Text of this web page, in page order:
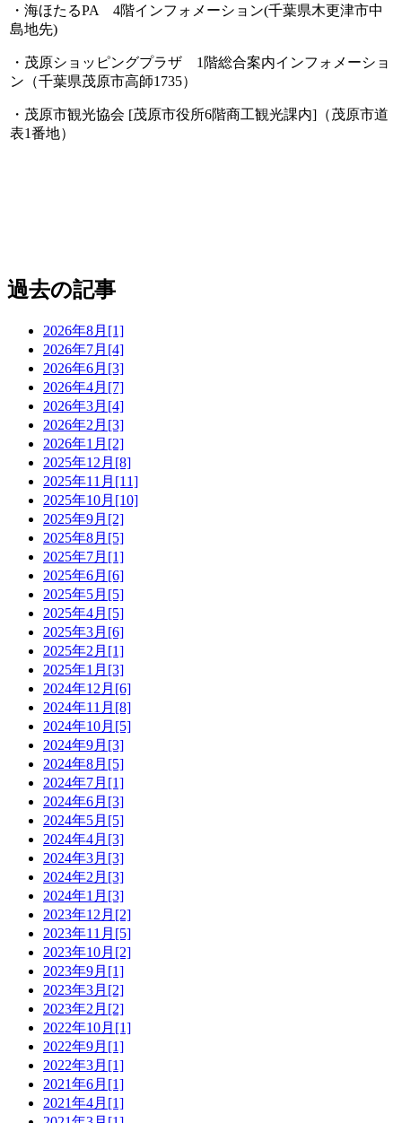
・海ほたるPA 4階インフォメーション(千葉県木更津市中
島地先)
・茂原ショッピングプラザ 1 階総合案内インフォメーショ
ン（千葉県茂原市高師1735）
・茂原市観光協会 [茂原市役所6階商工観光課内] （茂原市道
表1番地）
過去の記事
2026年8月[1]
2026年7月[4]
2026年6月[3]
2026年4月[7]
2026年3月[4]
2026年2月[3]
2026年1月[2]
2025年12月[8]
2025年11月[11]
2025年10月[10]
2025年9月[2]
2025年8月[5]
2025年7月[1]
2025年6月[6]
2025年5月[5]
2025年4月[5]
2025年3月[6]
2025年2月[1]
2025年1月[3]
2024年12月[6]
2024年11月[8]
2024年10月[5]
2024年9月[3]
2024年8月[5]
2024年7月[1]
2024年6月[3]
2024年5月[5]
2024年4月[3]
2024年3月[3]
2024年2月[3]
2024年1月[3]
2023年12月[2]
2023年11月[5]
2023年10月[2]
2023年9月[1]
2023年3月[2]
2023年2月[2]
2022年10月[1]
2022年9月[1]
2022年3月[1]
2021年6月[1]
2021年4月[1]